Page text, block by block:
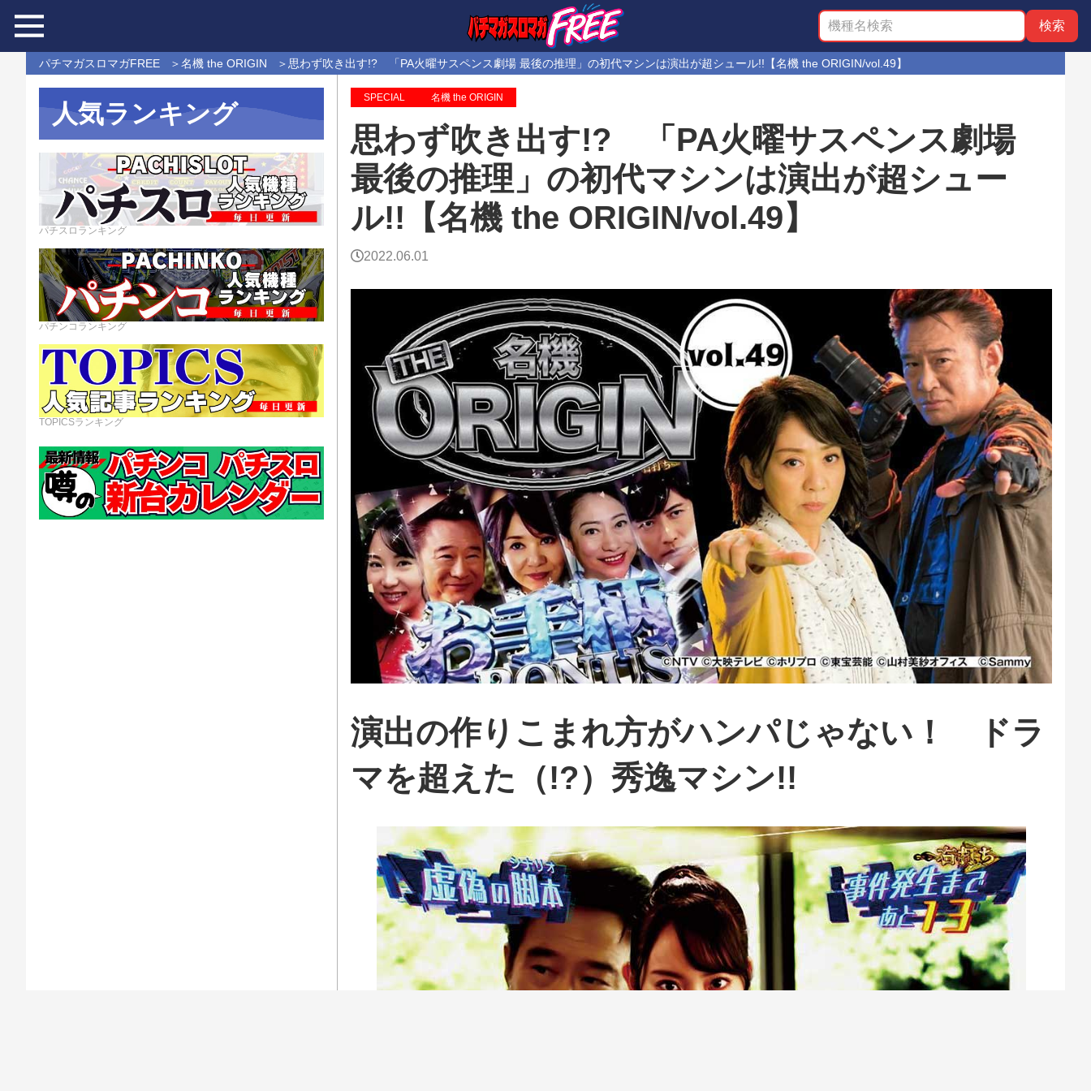
パチマガスロマガFREE 名機 the ORIGIN 思わず吹き出す!? 「PA火曜サスペンス劇場 最後の推理」の初代マシンは演出が超シュール!!【名機 the ORIGIN/vol.49】
SPECIAL 名機 the ORIGIN
思わず吹き出す!? 「PA火曜サスペンス劇場
最後の推理」の初代マシンは演出が超シュー
ル!!【名機 the ORIGIN/vol.49】
2022.06.01
演出の作りこまれ方がハンパじゃない！ ドラ
マを超えた（!?）秀逸マシン!!
人気ランキング
パチスロランキング
パチンコランキング
TOPICSランキング